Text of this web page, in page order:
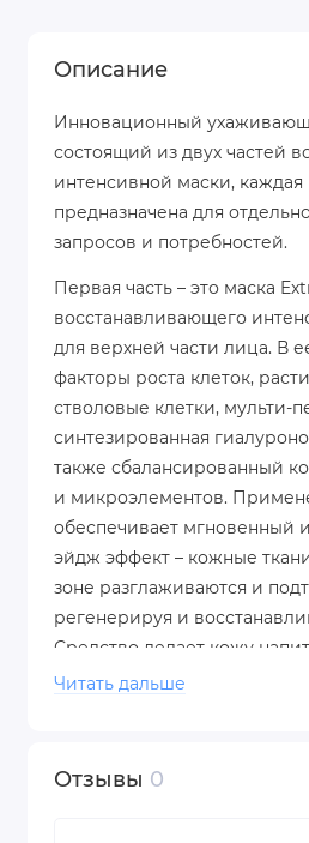
Описание
Инновационный
состоящий из двух частей
интенсивной маски, каждая
предназначена для
запросов и потребностей.
Первая часть – это маска
восстанавливающего
для верхней части лица. В
факторы роста клеток,
стволовые клетки, мульти-
синтезированная
также сбалансированный
и микроэлементов.
обеспечивает мгновенный
эйдж эффект – кожные
зоне разглаживаются и
регенерируя и
Средство делает кожу
минимизирует
естественный иммунитет
Читать дальше
Отзывы 0